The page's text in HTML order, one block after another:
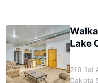
Lake
219 1st
Dakota